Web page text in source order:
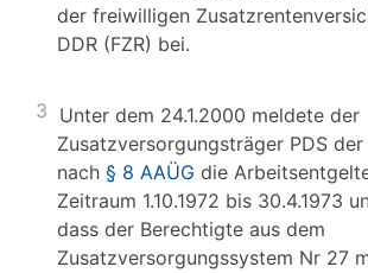
der freiwilligen
DDR (FZR) bei.
3 Unter dem 24.1.2000 meldete der
Zusatzversorgungsträger PDS
nach § 8 AAÜG die
Zeitraum 1.10.1972 bis 30.4.1973
dass der Berechtigte aus dem
Zusatzversorgungssystem Nr 27